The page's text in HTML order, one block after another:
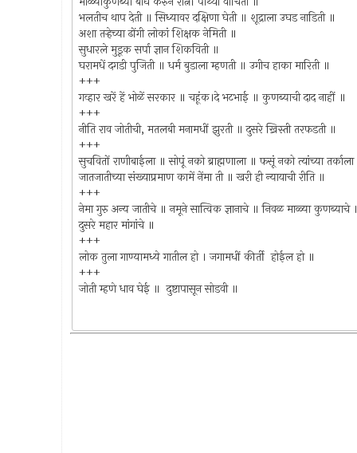
भलतीच थाप देती ॥ सिध्यावर दक्षिणा घेती ॥ शूद्राला उघड नाडिती ॥
अशा तर्‍हेच्या ढोंगी लोकां शिक्षक नेमिती ॥
सुधारले मुडूक सर्पा ज्ञान शिकविती ॥
घरामधें दगडी पुजिती ॥ धर्म बुडाला म्हणती ॥ उगीच हाका मारिती ॥
+++
गव्हार खरें हें भोळें सरकार ॥ चहूंक।दे भटभाई ॥ कुणब्याची दाद नाहीं ॥
+++
नीति राव जोतीची, मतलबी मनामधीं झुरती ॥ दुसरे ख्रिस्ती तरफडती ॥
+++
सुचवितों राणीबाईला ॥ सोपूं नको ब्राह्मणाला ॥ फसूं नको त्यांच्या
जातजातीच्या संख्याप्रमाण कामें नेंमा ती ॥ खरी ही न्यायाची रीति ॥
+++
नेमा गुरु अन्य जातीचे ॥ नमूने सात्विक ज्ञानाचे ॥ निवळ माळ्या कुणब्याचे
दुसरे महार मांगांचे ॥
+++
लोक तुला गाण्यामध्ये गातील हो । जगामधीं कीर्ती होईल हो ॥
+++
जोती म्हणे धाव घेई ॥ दुष्टापासून सोडवी ॥